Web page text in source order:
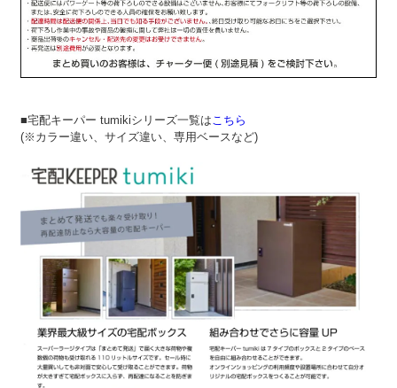
■宅配キーパー tumikiシリーズ一覧はこちら
(※カラー違い、サイズ違い、専用ベースなど)